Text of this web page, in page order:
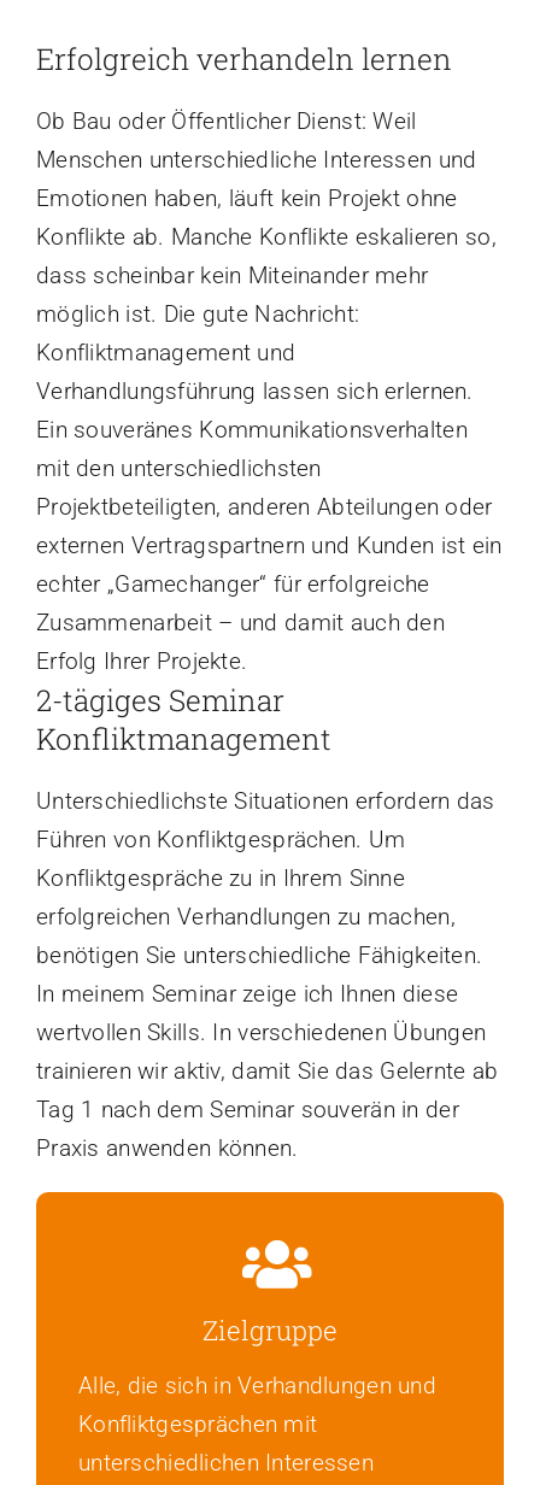
Erfolgreich verhandeln lernen
Ob Bau oder Öffentlicher Dienst: Weil
Menschen unterschiedliche Interessen und
Emotionen haben, läuft kein Projekt ohne
Konflikte ab. Manche Konflikte eskalieren so,
dass scheinbar kein Miteinander mehr
möglich ist. Die gute Nachricht:
Konfliktmanagement und
Verhandlungsführung lassen sich erlernen.
Ein souveränes Kommunikationsverhalten
mit den unterschiedlichsten
Projektbeteiligten, anderen Abteilungen oder
externen Vertragspartnern und Kunden ist ein
echter „Gamechanger“ für erfolgreiche
Zusammenarbeit – und damit auch den
Erfolg Ihrer Projekte.
2-tägiges Seminar
Konfliktmanagement
Unterschiedlichste Situationen erfordern das
Führen von Konfliktgesprächen. Um
Konfliktgespräche zu in Ihrem Sinne
erfolgreichen Verhandlungen zu machen,
benötigen Sie unterschiedliche Fähigkeiten.
In meinem Seminar zeige ich Ihnen diese
wertvollen Skills. In verschiedenen Übungen
trainieren wir aktiv, damit Sie das Gelernte ab
Tag 1 nach dem Seminar souverän in der
Praxis anwenden können.
Zielgruppe
Alle, die sich in Verhandlungen und
Konfliktgesprächen mit
unterschiedlichen Interessen